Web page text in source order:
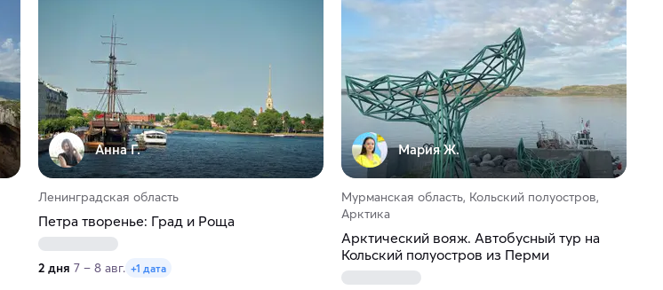
Анна Г.
Ленинградская область
Петра творенье: Град и Роща
2 дня 7 – 8 авг. +1 дата
Мария Ж.
Мурманская область, Кольский полуостров,
Арктика
Арктический вояж. Автобусный тур на
Кольский полуостров из Перми